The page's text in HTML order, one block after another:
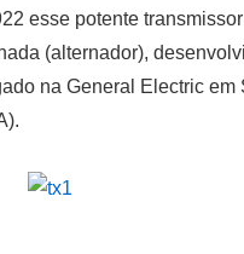
esse potente
(alternador),
na General Electric